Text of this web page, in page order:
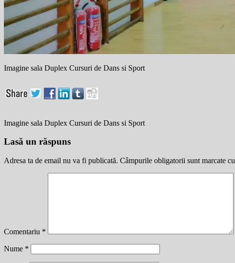
Imagine sala Duplex Cursuri de Dans si Sport
Imagine sala Duplex Cursuri de Dans si Sport
Lasă un răspuns
Adresa ta de email nu va fi publicată. Câmpurile obligatorii sunt marcate cu
Comentariu *
Nume *